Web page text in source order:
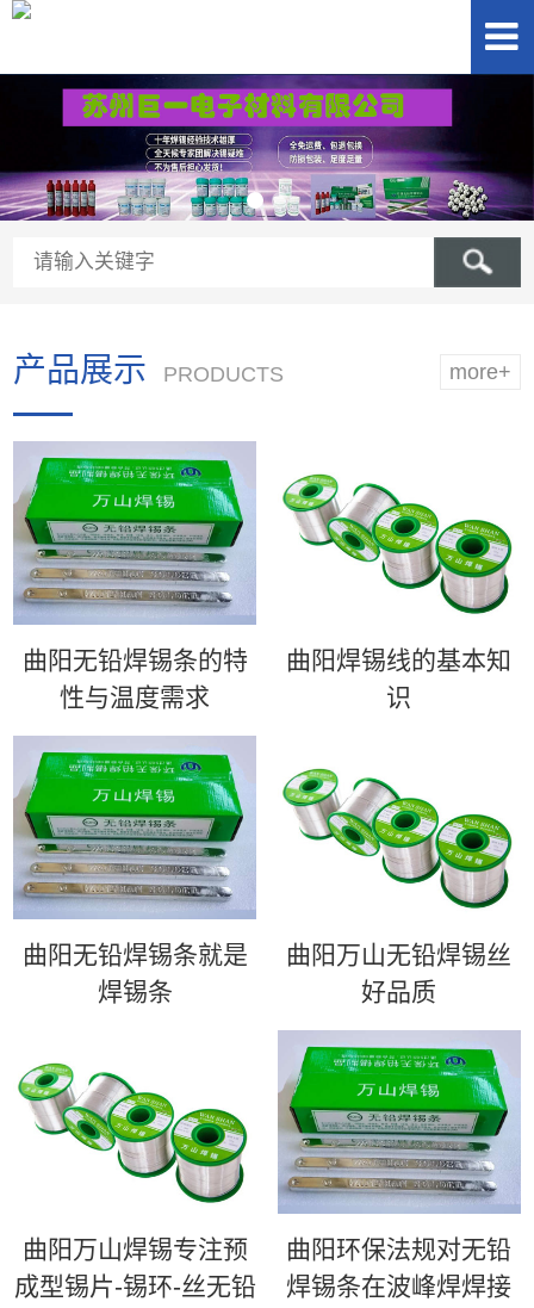
more+
产品展示 PRODUCTS
曲阳无铅焊锡条的特
性与温度需求
曲阳​焊锡线的基本知
识
曲阳无铅焊锡条就是
焊锡条
曲阳万山无铅焊锡丝
好品质
曲阳万山焊锡专注预
成型锡片-锡环-丝无铅
曲阳环保法规对无铅
焊锡条在波峰焊焊接